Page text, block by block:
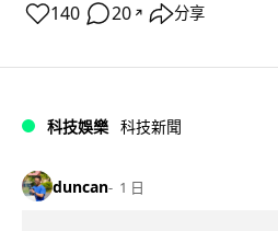
140 20 ↗ 分享
科技娛樂 科技新聞
duncan 1 日